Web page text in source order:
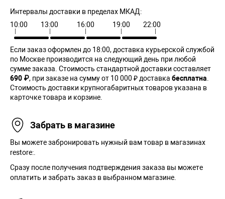
Интервалы доставки в пределах МКАД:
10:00
13:00 16:00 19:00 22:00
Если заказ оформлен до 18:00, доставка курьерской службой
по Москве производится на следующий день при любой
сумме заказа. Cтоимость стандартной доставки составляет
690 ₽, при заказе на сумму от 10 000 ₽ доставка бесплатна.
Стоимость доставки крупногабаритных товаров указана в
карточке товара и корзине.
Забрать в магазине
Вы можете забронировать нужный вам товар в магазинах
restore:.
Сразу после получения подтверждения заказа вы можете
оплатить и забрать заказ в выбранном магазине.